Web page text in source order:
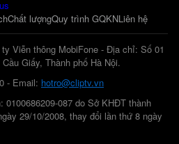
Chất lượngQuy trình GQKNLiên hệ
Viễn thông MobiFone - Địa chỉ: Số 01
Giấy, Thành phố Hà Nội.
- Email: hotro@cliptv.vn
0100686209-087 do Sở KHĐT thành
29/10/2008, thay đổi lần thứ 8 ngày